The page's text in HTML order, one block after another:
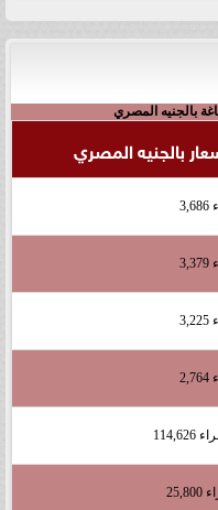
بالجنيه المصري
بالجنيه المصري